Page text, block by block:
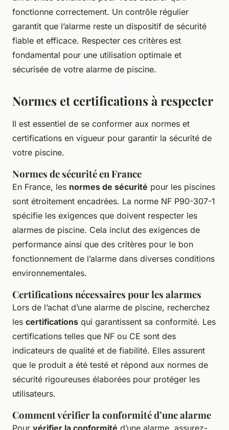
fonctionne correctement. Un contrôle régulier
garantit que l’alarme reste un dispositif de sécurité
fiable et efficace. Respecter ces critères est
fondamental pour une utilisation optimale et
sécurisée de votre alarme de piscine.
Normes et certifications à respecter
Il est essentiel de se conformer aux normes et
certifications en vigueur pour garantir la sécurité de
votre piscine.
Normes de sécurité en France
En France, les normes de sécurité pour les piscines
sont étroitement encadrées. La norme NF P90-307-1
spécifie les exigences que doivent respecter les
alarmes de piscine. Cela inclut des exigences de
performance ainsi que des critères pour le bon
fonctionnement de l’alarme dans diverses conditions
environnementales.
Certifications nécessaires pour les alarmes
Lors de l’achat d’une alarme de piscine, recherchez
les certifications qui garantissent sa conformité. Les
certifications telles que NF ou CE sont des
indicateurs de qualité et de fiabilité. Elles assurent
que le produit a été testé et répond aux normes de
sécurité rigoureuses élaborées pour protéger les
utilisateurs.
Comment vérifier la conformité d’une alarme